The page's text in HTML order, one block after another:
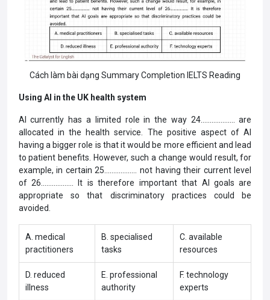
Cách làm bài dạng Summary Completion IELTS Reading
Using AI in the UK health system
AI currently has a limited role in the way 24………………. are
allocated in the health service. The positive aspect of AI
having a bigger role is that it would be more efficient and lead
to patient benefits. However, such a change would result, for
example, in certain 25……………… not having their current level
of 26……………… It is therefore important that AI goals are
appropriate so that discriminatory practices could be
avoided.
A. medical
practitioners
B. specialised
tasks
C. available
resources
D. reduced
illness
E. professional
authority
F. technology
experts